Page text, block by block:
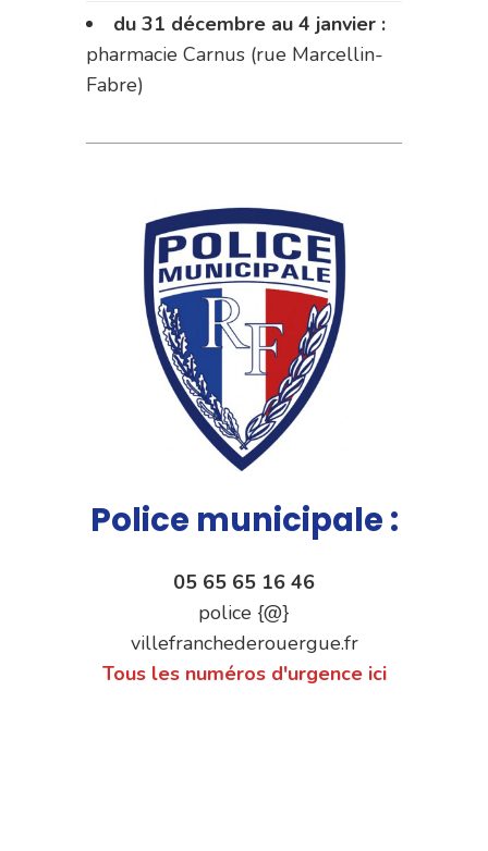
du 31 décembre au 4 janvier :
pharmacie Carnus (rue Marcellin-
Fabre)
Police municipale :
05 65 65 16 46
police {@}
villefranchederouergue.fr
Tous les numéros d'urgence ici